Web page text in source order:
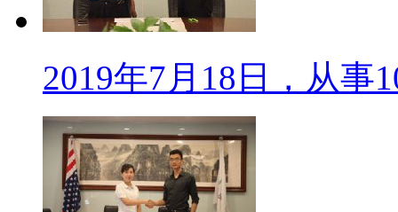
2019年7月18日，从事